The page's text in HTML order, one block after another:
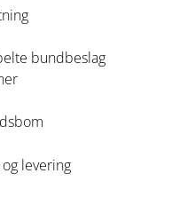
bundbeslag
levering